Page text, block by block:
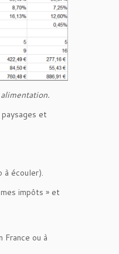
et
à écouler).
impôts » et
ou à